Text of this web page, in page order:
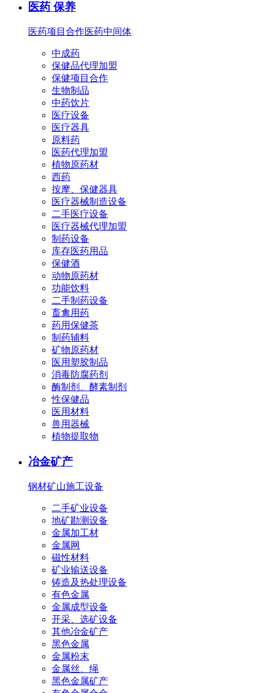
医药 保养
医药项目合作医药中间体
中成药
保健品代理加盟
保健项目合作
生物制品
中药饮片
医疗设备
医疗器具
原料药
医药代理加盟
植物原药材
西药
按摩、保健器具
医疗器械制造设备
二手医疗设备
医疗器械代理加盟
制药设备
库存医药用品
保健酒
动物原药材
功能饮料
二手制药设备
畜禽用药
药用保健茶
制药辅料
矿物原药材
医用塑胶制品
消毒防腐药剂
酶制剂、酵素制剂
性保健品
医用材料
兽用器械
植物提取物
冶金矿产
钢材矿山施工设备
二手矿业设备
地矿勘测设备
金属加工材
金属网
磁性材料
矿业输送设备
铸造及热处理设备
有色金属
金属成型设备
开采、选矿设备
其他冶金矿产
黑色金属
金属粉末
金属丝、绳
黑色金属矿产